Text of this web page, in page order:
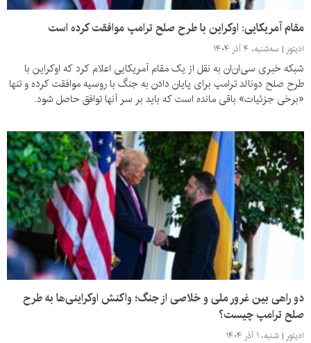
مقام آمریکایی: اوکراین با طرح صلح ترامپ موافقت کرده است
ادیتور سه‌شنبه، ۴ آذر ۱۴۰۴
شبکه خبری سی‌ان‌ان به نقل از یک مقام آمریکایی اعلام کرد که اوکراین با
طرح صلح دونالد ترامپ برای پایان دادن به جنگ با روسیه موافقت کرده و تنها
«برخی جزئیات» باقی مانده است که باید بر سر آنها توافق حاصل شود.
دو راهی بین غرور ملی و خلاصی از جنگ؛ واکنش‌ اوکراینی‌ها به طرح
صلح ترامپ چیست؟
ادیتور شنبه، ۱ آذر ۱۴۰۴